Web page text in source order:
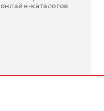
каталогов